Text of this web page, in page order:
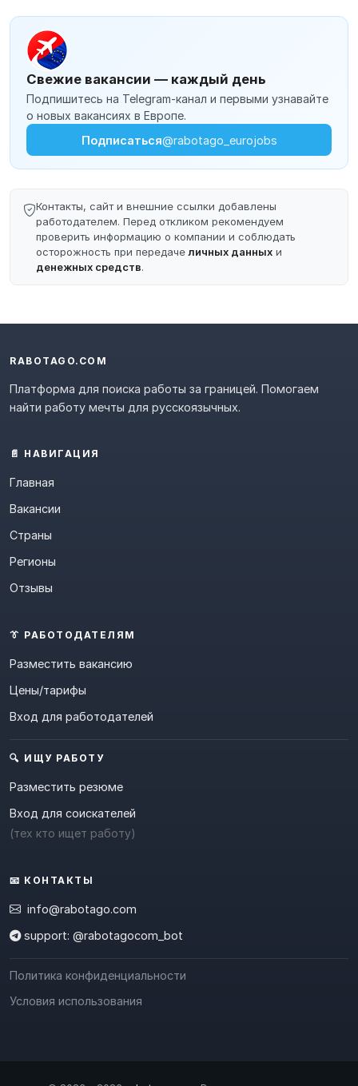
Свежие вакансии — каждый день
Подпишитесь на Telegram-канал и первыми узнавайте
о новых вакансиях в Европе.
Подписаться@rabotago_eurojobs
Контакты, сайт и внешние ссылки добавлены
работодателем. Перед откликом рекомендуем
проверить информацию о компании и соблюдать
осторожность при передачеличных данных и
денежных средств.
RABOTAGO.COM
Платформа для поиска работы за границей. Помогаем
найти работу мечты для русскоязычных.
📄 НАВИГАЦИЯ
Главная
Вакансии
Страны
Регионы
Отзывы
👔 РАБОТОДАТЕЛЯМ
Разместить вакансию
Цены/тарифы
Вход для работодателей
🔍 ИЩУ РАБОТУ
Разместить резюме
Вход для соискателей
(тех кто ищет работу)
📧 КОНТАКТЫ
info@rabotago.com
support: @rabotagocom_bot
Политика конфиденциальности
Условия использования